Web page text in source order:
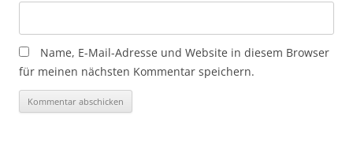
Name, E-Mail-Adresse und Website in diesem Browser
für meinen nächsten Kommentar speichern.